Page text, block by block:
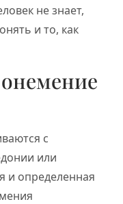
не знает,
и то, как
с
или
и определенная